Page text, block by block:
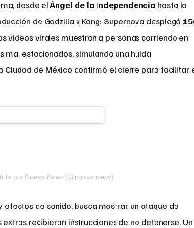
desde elÁngel de la Independencia hasta la
de Godzilla x Kong: Supernova desplegó
videos virales muestran a personas corriendo en
estacionados, simulando una huida
Ciudad de México confirmó el cierre para facilitar
por Nueva News (@nueva.news)
efectos de sonido, busca mostrar un ataque de
recibieron instrucciones de no detenerse. Un